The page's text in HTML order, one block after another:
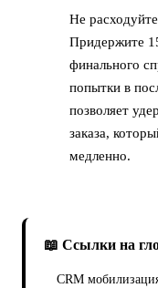
Не
Придержите
финального
попытки в
позволяет
заказа,
медленно.
📖 Ссылки на
CRM